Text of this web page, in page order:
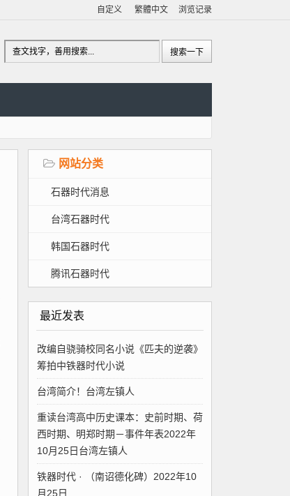
自定义 繁體中文 浏览记录
网站分类
石器时代消息
台湾石器时代
韩国石器时代
腾讯石器时代
最近发表
改编自骁骑校同名小说《匹夫的逆袭》
筹拍中铁器时代小说
台湾简介！台湾左镇人
重读台湾高中历史课本：史前时期、荷
西时期、明郑时期－事件年表2022年
10月25日台湾左镇人
铁器时代 · （南诏德化碑）2022年10
月25日